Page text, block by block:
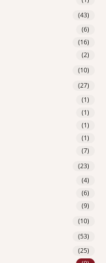
(43)
(6)
(16)
(2)
(10)
(27)
(1)
(1)
(1)
(1)
(7)
(23)
(4)
(6)
(9)
(10)
(53)
(25)